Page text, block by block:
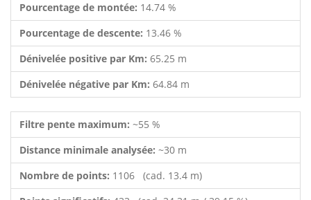
Pourcentage de montée: 14.74 %
Pourcentage de descente: 13.46 %
Dénivelée positive par Km: 65.25 m
Dénivelée négative par Km: 64.84 m
Filtre pente maximum: ~55 %
Distance minimale analysée: ~30 m
Nombre de points: 1106 (cad. 13.4 m)